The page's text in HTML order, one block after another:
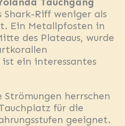
Riff weniger als
Ein Metallpfosten in
des Plateaus, wurde
ein interessantes
herrschen
für die
geeignet.